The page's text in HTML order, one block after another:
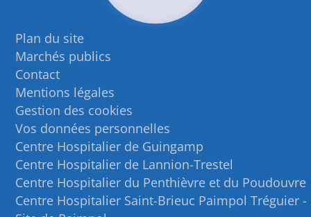
Plan du site
Marchés publics
Contact
Mentions légales
Gestion des cookies
Vos données personnelles
Centre Hospitalier de Guingamp
Centre Hospitalier de Lannion-Trestel
Centre Hospitalier du Penthièvre et du Poudouvre
Centre Hospitalier Saint-Brieuc Paimpol Tréguier -